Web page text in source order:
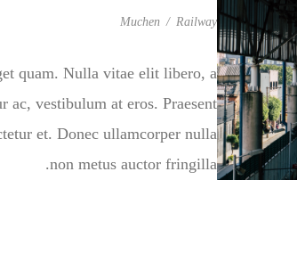
Muchen / Railway
quam. Nulla vitae elit libero, a
ac, vestibulum at eros. Praesent
et. Donec ullamcorper nulla
non metus auctor fringilla.